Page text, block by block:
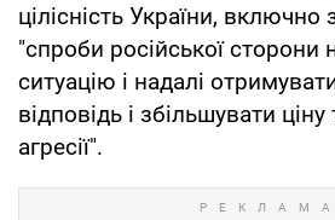
цілісність України,
"спроби російської сторони
ситуацію і надалі
відповідь і збільшувати
агресії".